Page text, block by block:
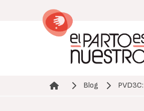
Ruta de navegación
Blog